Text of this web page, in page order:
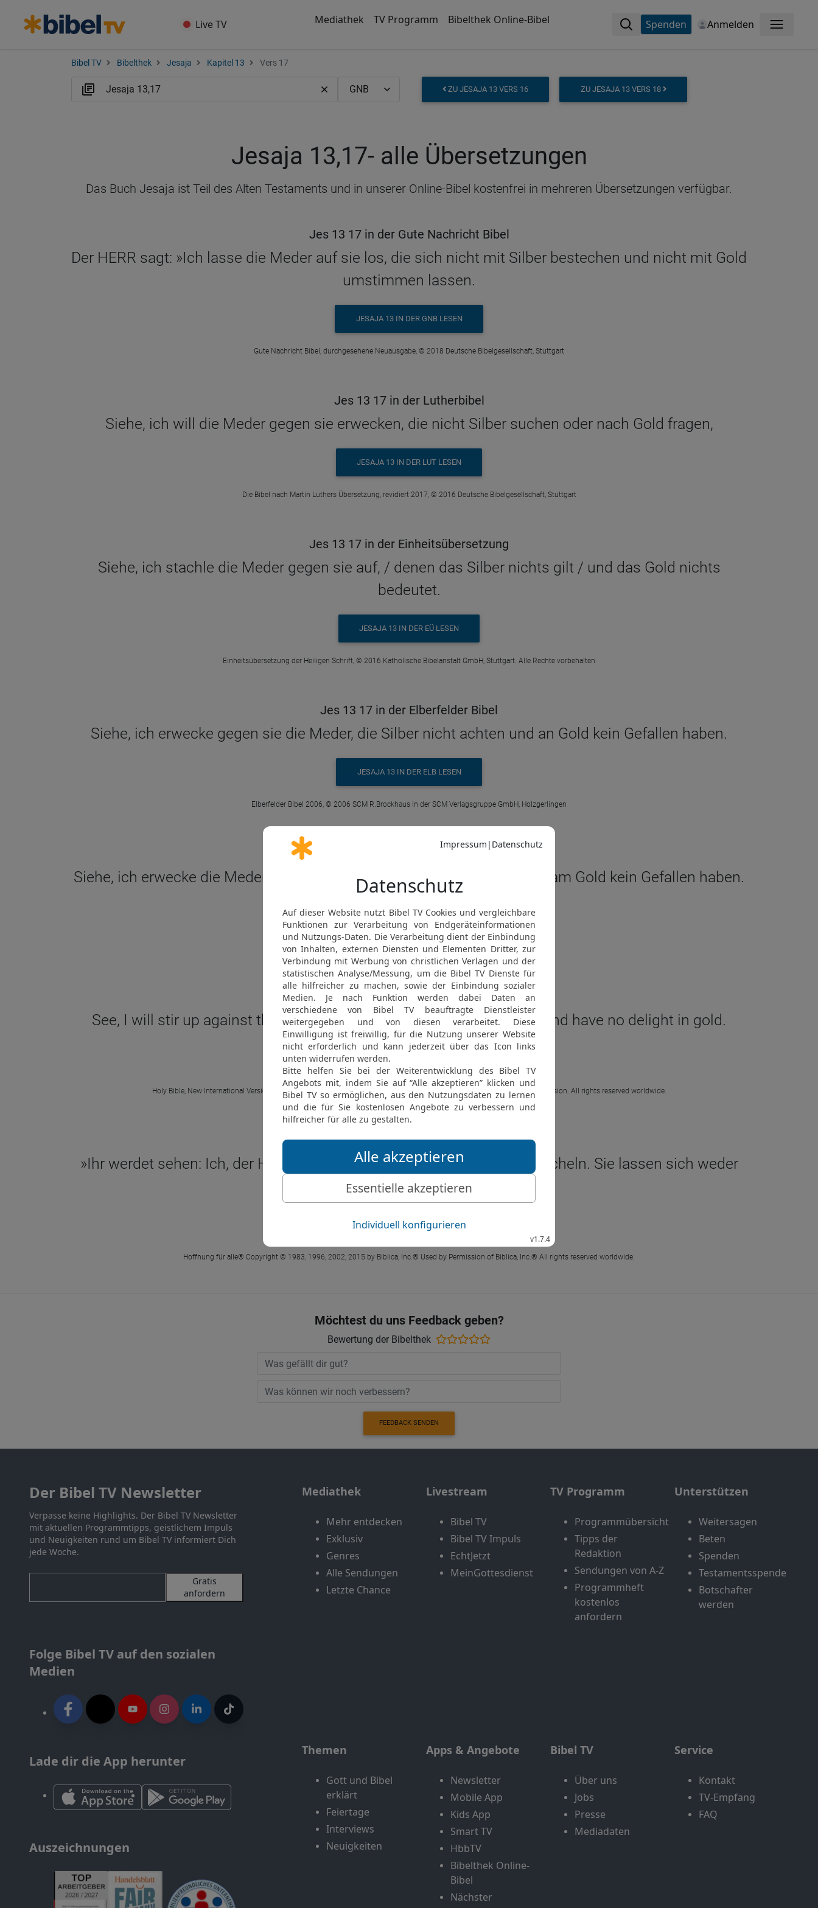
Live TV Mediathek TV Programm Bibelthek Online-Bibel Spenden Anmelden Menü
Bibel TV Bibelthek Jesaja Kapitel 13 Vers 17
ZU JESAJA 13 VERS 16 ZU JESAJA 13 VERS 18
Jesaja 13,17- alle Übersetzungen
Das Buch Jesaja ist Teil des Alten Testaments und in unserer Online-Bibel kostenfrei in mehreren Übersetzungen verfügbar.
Jes 13 17 in der Gute Nachricht Bibel
Der HERR sagt: »Ich lasse die Meder auf sie los, die sich nicht mit Silber bestechen und nicht mit Gold
umstimmen lassen.
JESAJA 13 IN DER GNB LESEN
Gute Nachricht Bibel, durchgesehene Neuausgabe, © 2018 Deutsche Bibelgesellschaft, Stuttgart
Jes 13 17 in der Lutherbibel
Siehe, ich will die Meder gegen sie erwecken, die nicht Silber suchen oder nach Gold fragen,
JESAJA 13 IN DER LUT LESEN
Die Bibel nach Martin Luthers Übersetzung, revidiert 2017, © 2016 Deutsche Bibelgesellschaft, Stuttgart
Jes 13 17 in der Einheitsübersetzung
Siehe, ich stachle die Meder gegen sie auf, / denen das Silber nichts gilt / und das Gold nichts
bedeutet.
JESAJA 13 IN DER EÜ LESEN
Einheitsübersetzung der Heiligen Schrift, © 2016 Katholische Bibelanstalt GmbH, Stuttgart. Alle Rechte vorbehalten
Jes 13 17 in der Elberfelder Bibel
Siehe, ich erwecke gegen sie die Meder, die Silber nicht achten und an Gold kein Gefallen haben.
JESAJA 13 IN DER ELB LESEN
Elberfelder Bibel 2006, © 2006 SCM R.Brockhaus in der SCM Verlagsgruppe GmbH, Holzgerlingen
Jes 13 17 in der Schlachter 2000
Siehe, ich erwecke die Meder gegen sie, die das Silber nicht achten und am Gold kein Gefallen haben.
JESAJA 13 IN DER SLT LESEN
© 2000 Genfer Bibelgesellschaft
Jes 13 17 in der New International Version
See, I will stir up against them the Medes, who do not care for silver and have no delight in gold.
JESAJA 13 IN DER NIV LESEN
Holy Bible, New International Version ® (Anglicised), NIV TM Copyright © 1979, 1984, 2011 by Biblica, Inc. Used with permission. All rights reserved worldwide.
Jes 13 17 in der Hoffnung für Alle
»Ihr werdet sehen: Ich, der Herr, werde die Meder gegen Babylon aufstacheln. Sie lassen sich weder
mit Gold noch mit Silber besänftigen.
JESAJA 13 IN DER HFA LESEN
Hoffnung für alle® Copyright © 1983, 1996, 2002, 2015 by Biblica, Inc.® Used by Permission of Biblica, Inc.® All rights reserved worldwide.
Möchtest du uns Feedback geben?
Bewertung der Bibelthek
FEEDBACK SENDEN
Der Bibel TV Newsletter
Verpasse keine Highlights. Der Bibel TV Newsletter
mit aktuellen Programmtipps, geistlichem Impuls
und Neuigkeiten rund um Bibel TV informiert Dich
jede Woche.
Gratis
anfordern
Folge Bibel TV auf den sozialen
Medien
Lade dir die App herunter
Auszeichnungen
Mediathek
Mehr entdecken
Exklusiv
Genres
Alle Sendungen
Letzte Chance
Livestream
Bibel TV
Bibel TV Impuls
EchtJetzt
MeinGottesdienst
TV Programm
Programmübersicht
Tipps der
Redaktion
Sendungen von A-Z
Programmheft
kostenlos
anfordern
Unterstützen
Weitersagen
Beten
Spenden
Testamentsspende
Botschafter
werden
Themen
Gott und Bibel
erklärt
Feiertage
Interviews
Neuigkeiten
Apps & Angebote
Newsletter
Mobile App
Kids App
Smart TV
HbbTV
Bibelthek Online-
Bibel
Nächster
Bibel TV
Über uns
Jobs
Presse
Mediadaten
Service
Kontakt
TV-Empfang
FAQ